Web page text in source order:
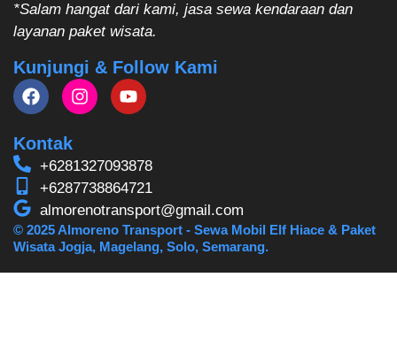
*Salam hangat dari kami, jasa sewa kendaraan dan
layanan paket wisata.
Kunjungi & Follow Kami
Kontak
+6281327093878
+6287738864721
almorenotransport@gmail.com
© 2025 Almoreno Transport - Sewa Mobil Elf Hiace & Paket
Wisata Jogja, Magelang, Solo, Semarang.